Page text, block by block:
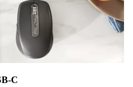
C